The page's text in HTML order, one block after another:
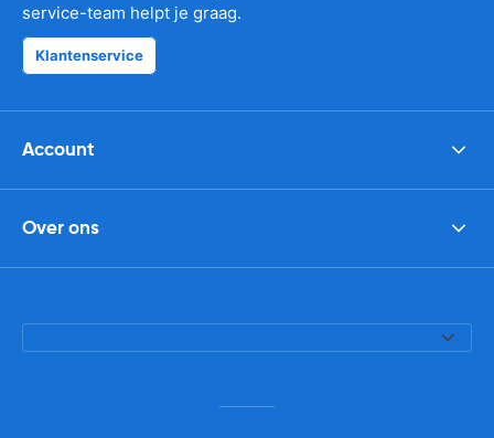
service-team helpt je graag.
Klantenservice
Account
Over ons